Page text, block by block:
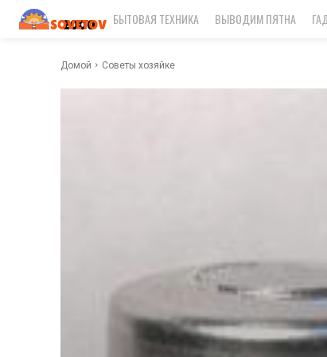
БЫТОВАЯ ТЕХНИКА ВЫВОДИМ ПЯТНА
Домой Советы хозяйке